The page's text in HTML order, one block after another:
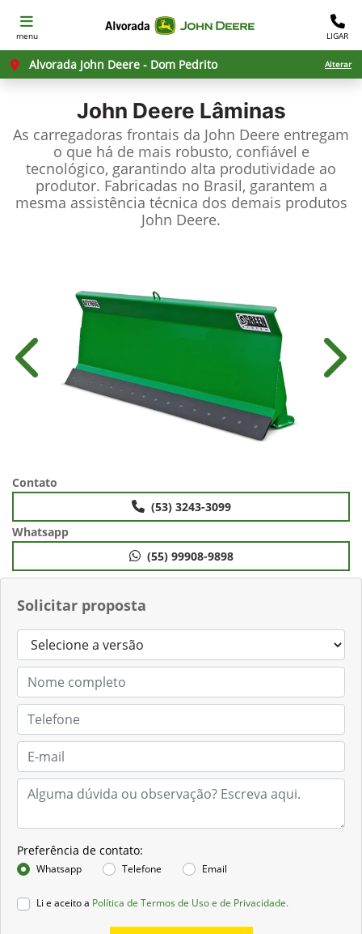
menu LIGAR
Alvorada John Deere - Dom Pedrito Alterar
John Deere Lâminas
As carregadoras frontais da John Deere entregam
o que há de mais robusto, confiável e
tecnológico, garantindo alta produtividade ao
produtor. Fabricadas no Brasil, garantem a
mesma assistência técnica dos demais produtos
John Deere.
Solicitar proposta
Preferência de contato:
Whatsapp Telefone Email
Li e aceito a Política de Termos de Uso e de Privacidade.
Anterior
Contato
(53) 3243-3099
Whatsapp
(55) 99908-9898